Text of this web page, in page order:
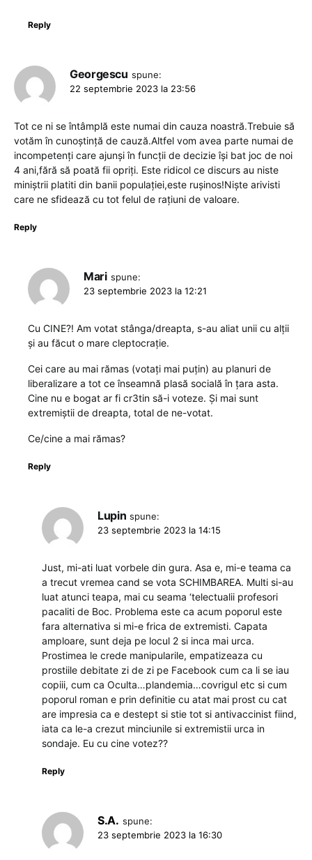
Reply
Georgescu spune:
22 septembrie 2023 la 23:56
Tot ce ni se întâmplă este numai din cauza noastră.Trebuie să
votăm în cunoștință de cauză.Altfel vom avea parte numai de
incompetenți care ajunși în funcții de decizie își bat joc de noi
4 ani,fără să poată fii opriți. Este ridicol ce discurs au niste
miniștrii platiti din banii populației,este rușinos!Niște arivisti
care ne sfidează cu tot felul de rațiuni de valoare.
Reply
Mari spune:
23 septembrie 2023 la 12:21
Cu CINE?! Am votat stânga/dreapta, s-au aliat unii cu alții
și au făcut o mare cleptocrație.
Cei care au mai rămas (votați mai puțin) au planuri de
liberalizare a tot ce înseamnă plasă socială în țara asta.
Cine nu e bogat ar fi cr3tin să-i voteze. Și mai sunt
extremiștii de dreapta, total de ne-votat.
Ce/cine a mai rămas?
Reply
Lupin spune:
23 septembrie 2023 la 14:15
Just, mi-ati luat vorbele din gura. Asa e, mi-e teama ca
a trecut vremea cand se vota SCHIMBAREA. Multi si-au
luat atunci teapa, mai cu seama ‘telectualii profesori
pacaliti de Boc. Problema este ca acum poporul este
fara alternativa si mi-e frica de extremisti. Capata
amploare, sunt deja pe locul 2 si inca mai urca.
Prostimea le crede manipularile, empatizeaza cu
prostiile debitate zi de zi pe Facebook cum ca li se iau
copiii, cum ca Oculta…plandemia…covrigul etc si cum
poporul roman e prin definitie cu atat mai prost cu cat
are impresia ca e destept si stie tot si antivaccinist fiind,
iata ca le-a crezut minciunile si extremistii urca in
sondaje. Eu cu cine votez??
Reply
S.A. spune:
23 septembrie 2023 la 16:30